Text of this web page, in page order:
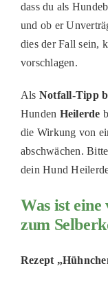
dass du als
und ob er
dies der Fall sein,
vorschlagen.
Als Notfall-Tipp
Hunden Heilerde
die Wirkung von
abschwächen.
dein Hund
Was ist
zum
Rezept